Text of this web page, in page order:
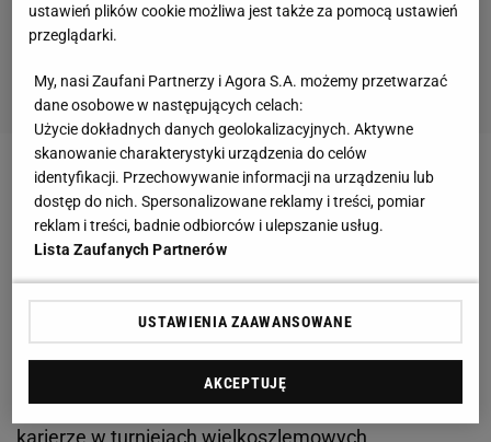
Zobacz wideoSkarga na dziennikarza Polsatu
Ból nie odpuszczał i w drugiej partii znów poprosiła o
pomoc. Nie skreczowała jednak i walczyła dalej. Tę
partię wygrała Andriejewa - 6:4. Rosjanka popełniała
mniej błędów, grała pewniej i precyzyjniej. To też
przełożyło się na triumf w trzeciej odsłonie - 6:4 i w
całymmeczu2:1. To największy sukces 17-latki w
karierze w turniejach wielkoszlemowych.
ustawień plików cookie możliwa jest także za pomocą ustawień
przeglądarki.
My, nasi Zaufani Partnerzy i Agora S.A. możemy przetwarzać
dane osobowe w następujących celach:
Użycie dokładnych danych geolokalizacyjnych. Aktywne
skanowanie charakterystyki urządzenia do celów
identyfikacji. Przechowywanie informacji na urządzeniu lub
dostęp do nich. Spersonalizowane reklamy i treści, pomiar
reklam i treści, badnie odbiorców i ulepszanie usług.
Lista Zaufanych Partnerów
USTAWIENIA ZAAWANSOWANE
AKCEPTUJĘ